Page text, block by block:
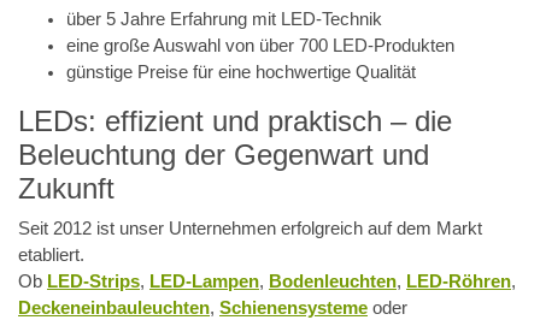
über 5 Jahre Erfahrung mit LED-Technik
eine große Auswahl von über 700 LED-Produkten
günstige Preise für eine hochwertige Qualität
LEDs: effizient und praktisch – die
Beleuchtung der Gegenwart und
Zukunft
Seit 2012 ist unser Unternehmen erfolgreich auf dem Markt
etabliert.
Ob LED-Strips, LED-Lampen, Bodenleuchten, LED-Röhren,
Deckeneinbauleuchten, Schienensysteme oder